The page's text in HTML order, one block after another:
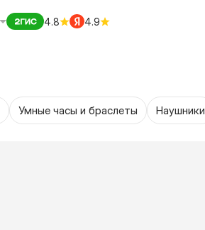
4.8 4.9
Умные часы и браслеты Наушники